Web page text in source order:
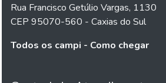
Rua Francisco Getúlio Vargas, 1130
CEP 95070-560 - Caxias do Sul
Todos os campi - Como chegar